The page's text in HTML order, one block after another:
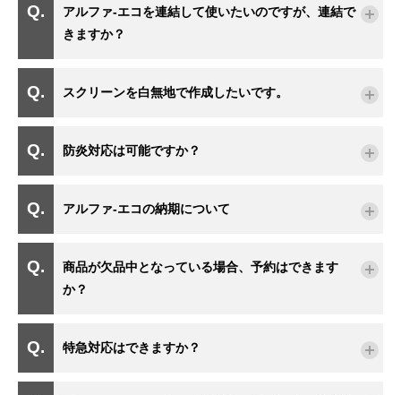
アルファ-エコを連結して使いたいのですが、連結で
きますか？
スクリーンを白無地で作成したいです。
防炎対応は可能ですか？
アルファ-エコの納期について
商品が欠品中となっている場合、予約はできます
か？
特急対応はできますか？